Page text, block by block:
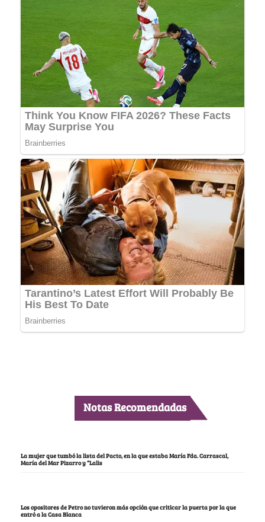
Notas Recomendadas
La mujer que tumbó la lista del Pacto, en la que estaba María Fda. Carrascal,
María del Mar Pizarro y “Lalis
Los opositores de Petro no tuvieron más opción que criticar la puerta por la que
entró a la Casa Blanca